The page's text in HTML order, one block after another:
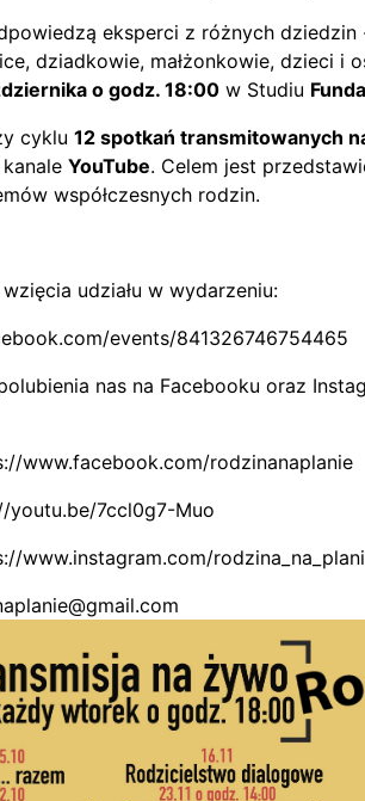
eksperci z różnych
dziadkowie, małżonkowie, dzieci i
o godz. 18:00 w Studiu
cyklu 12 spotkań transmitowanych
kanale YouTube. Celem jest
współczesnych rodzin.
udziału w wydarzeniu:
events/841326746754465
nas na Facebooku oraz
www.facebook.com/rodzinanaplanie
youtu.be/7ccl0g7-Muo
www.instagram.com/